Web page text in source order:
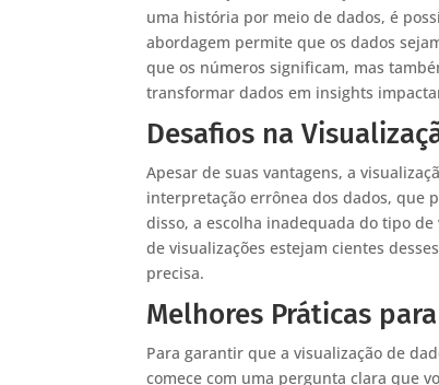
uma história por meio de dados, é
abordagem permite que os dados
que os números significam, mas
transformar dados em insights
Desafios na
Apesar de suas vantagens, a
interpretação errônea dos dados, que
disso, a escolha inadequada do tipo
de visualizações estejam cientes
precisa.
Melhores Práticas
Para garantir que a visualização de
comece com uma pergunta clara que